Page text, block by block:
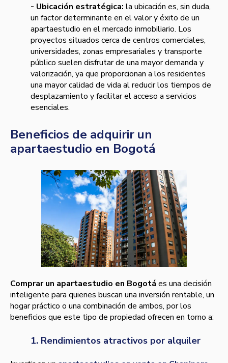
- Ubicación estratégica: la ubicación es, sin duda,
un factor determinante en el valor y éxito de un
apartaestudio en el mercado inmobiliario. Los
proyectos situados cerca de centros comerciales,
universidades, zonas empresariales y transporte
público suelen disfrutar de una mayor demanda y
valorización, ya que proporcionan a los residentes
una mayor calidad de vida al reducir los tiempos de
desplazamiento y facilitar el acceso a servicios
esenciales.
Beneficios de adquirir un
apartaestudio en Bogotá
Comprar un apartaestudio en Bogotá es una decisión
inteligente para quienes buscan una inversión rentable, un
hogar práctico o una combinación de ambos, por los
beneficios que este tipo de propiedad ofrecen en torno a:
1. Rendimientos atractivos por alquiler